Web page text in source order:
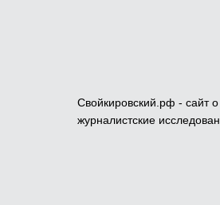
Свойкировский.рф - сайт
журналистские